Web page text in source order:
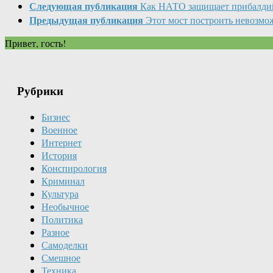
Следующая публикация Как НАТО защищает
Предыдущая публикация Этот мост построить
Привет, гость!
Рубрики
Бизнес
Военное
Интернет
История
Конспирология
Криминал
Культура
Необычное
Политика
Разное
Самоделки
Смешное
Техника